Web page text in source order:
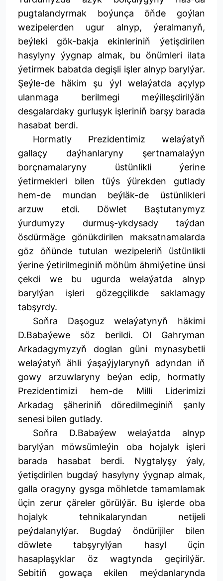
pugtalandyrmak boýunça öňde goýlan
wezipelerden ugur alnyp, ýeralmanyň,
beýleki gök-bakja ekinleriniň ýetişdirilen
hasylyny ýygnap almak, bu önümleri ilata
ýetirmek babatda degişli işler alnyp barylýar.
Şeýle-de häkim şu ýyl welaýatda açylyp
ulanmaga berilmegi meýilleşdirilýän
desgalardaky gurluşyk işleriniň barşy barada
hasabat berdi.
Hormatly Prezidentimiz welaýatyň
gallaçy daýhanlaryny şertnamalaýyn
borçnamalaryny üstünlikli ýerine
ýetirmekleri bilen tüýs ýürekden gutlady
hem-de mundan beýläk-de üstünlikleri
arzuw etdi. Döwlet Baştutanymyz
ýurdumyzy durmuş-ykdysady taýdan
ösdürmäge gönükdirilen maksatnamalarda
göz öňünde tutulan wezipeleriň üstünlikli
ýerine ýetirilmeginiň möhüm ähmiýetine ünsi
çekdi we bu ugurda welaýatda alnyp
barylýan işleri gözegçilikde saklamagy
tabşyrdy.
Soňra Daşoguz welaýatynyň häkimi
D.Babaýewe söz berildi. Ol Gahryman
Arkadagymyzyň doglan güni mynasybetli
welaýatyň ähli ýaşaýjylarynyň adyndan iň
gowy arzuwlaryny beýan edip, hormatly
Prezidentimizi hem-de Milli Liderimizi
Arkadag şäheriniň döredilmeginiň şanly
senesi bilen gutlady.
Soňra D.Babaýew welaýatda alnyp
barylýan möwsümleýin oba hojalyk işleri
barada hasabat berdi. Nygtalyşy ýaly,
ýetişdirilen bugdaý hasylyny ýygnap almak,
galla oragyny gysga möhletde tamamlamak
üçin zerur çäreler görülýär. Bu işlerde oba
hojalyk tehnikalaryndan netijeli
peýdalanylýar. Bugdaý öndürijiler bilen
döwlete tabşyrylýan hasyl üçin
hasaplaşyklar öz wagtynda geçirilýär.
Sebitiň gowaça ekilen meýdanlarynda